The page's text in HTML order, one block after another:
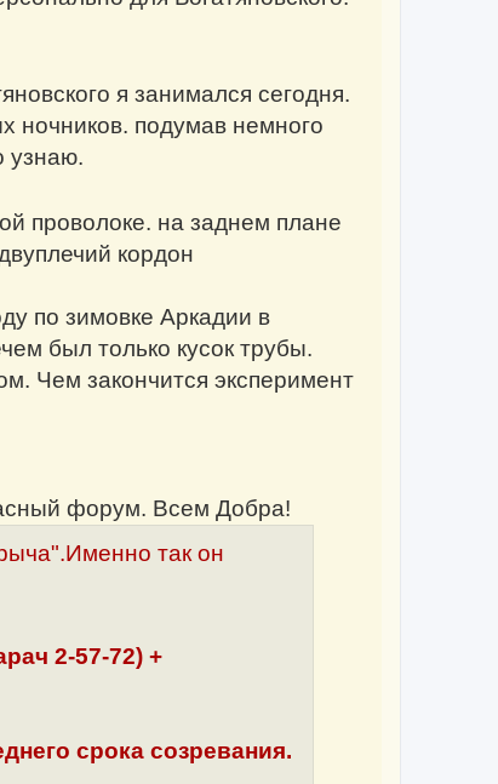
я занимался сегодня.
ночников. подумав немного
узнаю.
проволоке. на заднем плане
кордон
по зимовке Аркадии в
был только кусок трубы.
Чем закончится эксперимент
форум. Всем Добра!
так он
2-57-72) +
срока созревания.